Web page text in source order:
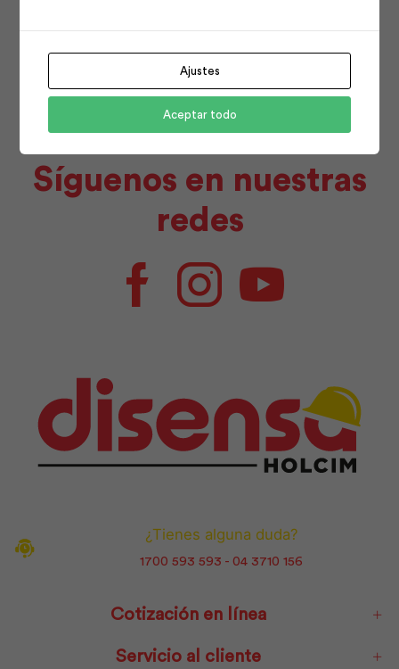
Síguenos en nuestras
redes
FacebookInstagramYoutube
¿Tienes alguna duda?
1700 593 593 - 04 3710 156
Cotización en línea
Servicio al cliente
Ajustes
Aceptar todo